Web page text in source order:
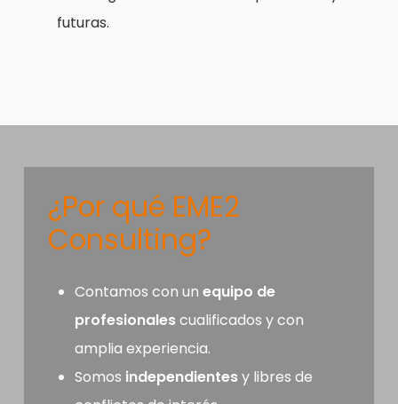
futuras.
¿Por qué EME2
Consulting?
Contamos con un equipo de
profesionalescualificados y con
amplia experiencia.
Somos independientesy libres de